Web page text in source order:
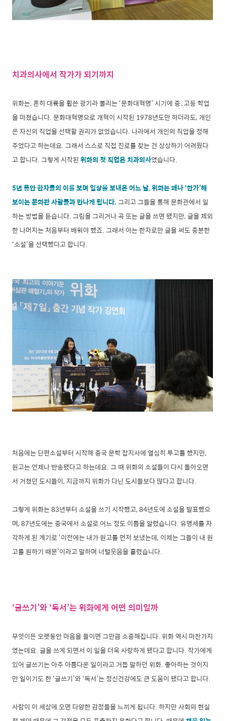
치과의사에서 작가가 되기까지
위화는, 흔히 대륙을 휩쓴 광기라 불리는 ‘문화대혁명’ 시기에 중․고등 학업
을 마쳤습니다. 문화대혁명으로 개혁이 시작된 1978년도만 하더라도, 개인
은 자신의 직업을 선택할 권리가 없었습니다. 나라에서 개인의 직업을 정해
주었다고 하는데요. 그래서 스스로 직접 진로를 찾는 건 상상하기 어려웠다
고 합니다. 그렇게 시작된위화의 첫 직업은 치과의사였습니다.
5년 동안 환자들의 이를 보며 일상을 보내온 어느 날, 위화는 꽤나 ‘한가’해
보이는 문화관 사람들과 만나게 됩니다.그리고 그들을 통해 문화관에서 일
하는 방법을 듣습니다. 그림을 그리거나 곡 또는 글을 쓰면 됐지만, 글을 제외
한 나머지는 처음부터 배워야 했죠. 그래서 아는 한자로만 글을 써도 충분한
‘소설’을 선택했다고 합니다.
처음에는 단편소설부터 시작해 중국 문학 잡지사에 열심히 투고를 했지만,
원고는 언제나 반송됐다고 하는데요. 그 때 위화의 소설들이 다시 돌아오면
서 거쳤던 도시들이, 지금까지 위화가 다닌 도시들보다 많다고 합니다.
그렇게 위화는 83년부터 소설을 쓰기 시작했고, 84년도에 소설을 발표했으
며, 87년도에는 중국에서 소설로 어느 정도 이름을 알렸습니다. 유명세를 자
각하게 된 계기로 ‘이전에는 내가 원고를 먼저 보냈는데, 이제는 그들이 내 원
고를 원하기 때문’이라고 말하며 너털웃음을 흘렸습니다.
‘글쓰기’와 ‘독서’는 위화에게 어떤 의미일까
무엇이든 오랫동안 마음을 들이면 그만큼 소중해집니다. 위화 역시 마찬가지
였는데요. 글을 쓰게 되면서 이 일을 더욱 사랑하게 됐다고 합니다. 작가에게
있어 글쓰기는 아주 아름다운 일이라고 거듭 말하던 위화.좋아하는 것이지
만 일이기도 한 ‘글쓰기’와 ‘독서’는 정신건강에도 큰 도움이 됐다고 합니다.
사람이 이 세상에 오면 다양한 감정들을 느끼게 됩니다. 하지만 사회의 현실